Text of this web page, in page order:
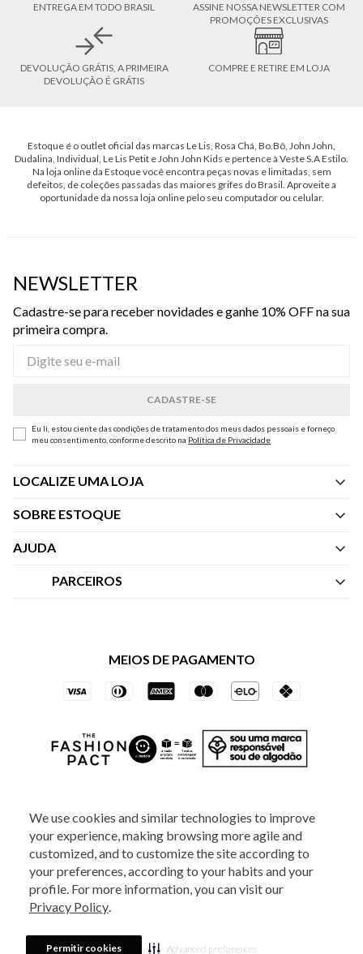
We use cookies and similar technologies to improve
your experience, making browsing more agile and
customized, and to customize the site according to
your preferences, according to your habits and your
profile. For more information, you can visit our
Privacy Policy.
Permitir cookies Advanced preferences
ENTREGA EM TODO BRASIL
ASSINE NOSSA NEWSLETTER COM
PROMOÇÕES EXCLUSIVAS
DEVOLUÇÃO GRÁTIS, A PRIMEIRA
DEVOLUÇÃO É GRÁTIS
COMPRE E RETIRE EM LOJA
Estoque é o outlet oficial das marcas Le Lis, Rosa Chá, Bo.Bô, John John,
Dudalina, Individual, Le Lis Petit e John John Kids e pertence à Veste S.A Estilo.
Na loja online da Estoque você encontra peças novas e limitadas, sem
defeitos, de coleções passadas das maiores grifes do Brasil. Aproveite a
oportunidade da nossa loja online pelo seu computador ou celular.
NEWSLETTER
Cadastre-se para receber novidades e ganhe 10% OFF na sua
primeira compra.
Eu li, estou ciente das condições de tratamento dos meus dados pessoais e forneço
meu consentimento, conforme descrito na Política de Privacidade
LOCALIZE UMA LOJA
SOBRE ESTOQUE
Quem Somos
AJUDA
Central de Atendimento
Trocas e Devoluções
PARCEIROS
Vai de Visa
Azul Fidelidade
MEIOS DE PAGAMENTO
2025 - Veste S.A Estilo. Todos os direitos reservados - A loja Estoque reserva-
se no direito de corrigir ou alterar informações como: preços, promoções e
880 5520.Horário de Atendimento:
Sábados das 8h às 14h, exceto feriados. Veste S.A Estilo. Rua Othão, 405, Vila